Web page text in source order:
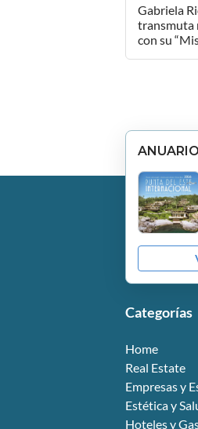
Gabriela
transmuta
con su
Categorías
Home
Real Estate
Empresas y
Estética y
Hoteles y